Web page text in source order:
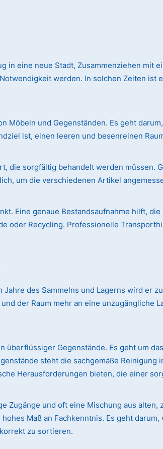
in eine neue Stadt, Zusammenziehen mit
werden. In solchen Zeiten ist
Möbeln und Gegenständen. Es geht
ist, einen leeren und besenreinen
die sorgfältig behandelt werden
um die verschiedenen Artikel
Eine genaue Bestandsaufnahme hilft,
oder Recycling. Professionelle
des Sammelns und Lagerns wird er
der Raum mehr an eine
Gegenstände. Es geht um
steht die sachgemäße Reinigung
Herausforderungen bieten, die einer
Zugänge und oft eine Mischung aus
Maß an Fachkenntnis. Es geht
zu sortieren.